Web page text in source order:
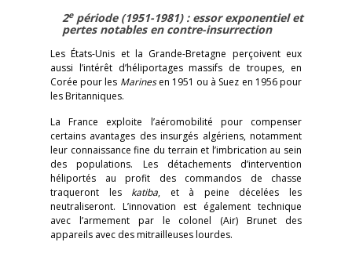
2epériode (1951-1981) : essor exponentiel et
pertes notables en contre-insurrection
Les États-Unis et la Grande-Bretagne perçoivent eux
aussi l’intérêt d’héliportages massifs de troupes, en
Corée pour les Marinesen 1951 ou à Suez en 1956 pour
les Britanniques.
La France exploite l’aéromobilité pour compenser
certains avantages des insurgés algériens, notamment
leur connaissance fine du terrain et l’imbrication au sein
des populations. Les détachements d’intervention
héliportés au profit des commandos de chasse
traqueront les katiba, et à peine décelées les
neutraliseront. L’innovation est également technique
avec l’armement par le colonel (Air) Brunet des
appareils avec des mitrailleuses lourdes.